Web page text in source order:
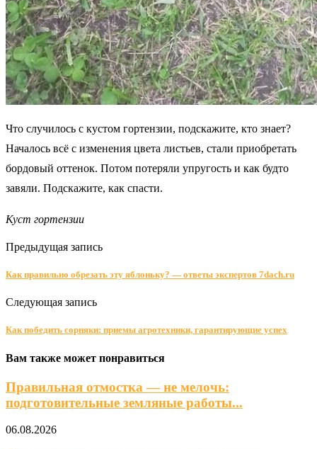
Что случилось с кустом гортензии, подскажите, кто знает?
Началось всё с изменения цвета листьев, стали приобретать
бордовый оттенок. Потом потеряли упругость и как будто
завяли. Подскажите, как спасти.
Куст гортензии
Предыдущая запись
Как правильно обрезать эту яблоньку? — ответы экспертов 7dach.ru
Следующая запись
Как победить сорняки: приемы агротехники, гарантирующие успех
Вам также может понравиться
Правильная отмостка — не мелочь:
подготовительные земляные работы...
06.08.2026